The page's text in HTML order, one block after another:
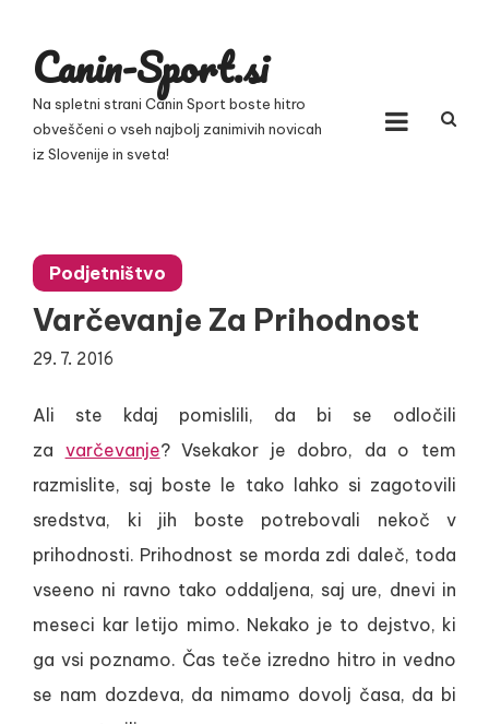
contentCanin-Sport.si
Na spletni strani Canin Sport boste hitro
obveščeni o vseh najbolj zanimivih novicah
iz Slovenije in sveta!
Podjetništvo
Varčevanje Za Prihodnost
29. 7. 2016
Ali ste kdaj pomislili, da bi se odločili
za varčevanje? Vsekakor je dobro, da o tem
razmislite, saj boste le tako lahko si zagotovili
sredstva, ki jih boste potrebovali nekoč v
prihodnosti. Prihodnost se morda zdi daleč, toda
vseeno ni ravno tako oddaljena, saj ure, dnevi in
meseci kar letijo mimo. Nekako je to dejstvo, ki
ga vsi poznamo. Čas teče izredno hitro in vedno
se nam dozdeva, da nimamo dovolj časa, da bi